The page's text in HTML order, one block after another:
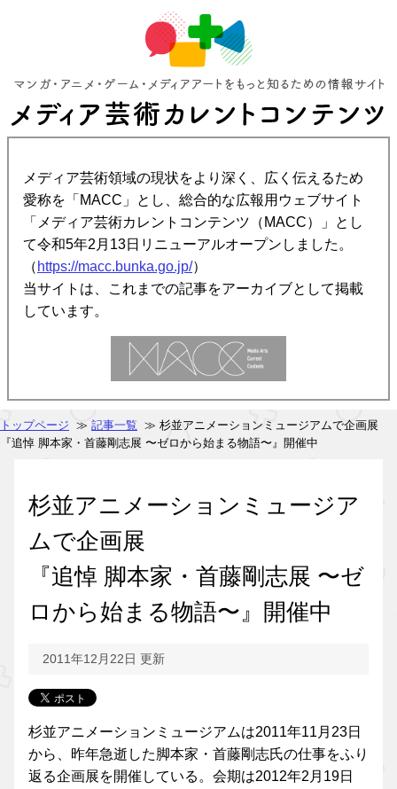
メディア芸術領域の現状をより深く、広く伝えるため
愛称を「MACC」とし、総合的な広報用ウェブサイト
「メディア芸術カレントコンテンツ（MACC）」とし
て令和5年2月13日リニューアルオープンしました。
（ https://macc.bunka.go.jp/）
当サイトは、これまでの記事をアーカイブとして掲載
しています。
トップページ ≫ 記事一覧 ≫ 杉並アニメーションミュージアムで企画展
『追悼 脚本家・首藤剛志展 〜ゼロから始まる物語〜』開催中
杉並アニメーションミュージア
ムで企画展
『追悼 脚本家・首藤剛志展 〜ゼ
ロから始まる物語〜』開催中
2011年12月22日 更新
杉並アニメーションミュージアムは2011年11月23日
から、昨年急逝した脚本家・首藤剛志氏の仕事をふり
返る企画展を開催している。会期は2012年2月19日